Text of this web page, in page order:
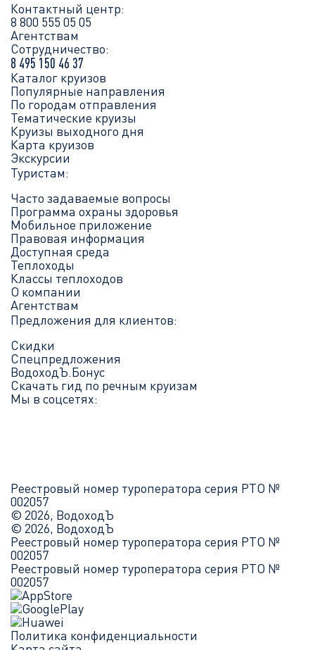
Контактный центр:
8 800 555 05 05
Агентствам
Сотрудничество:
8 495 150 46 37
Каталог круизов
Популярные направления
По городам отправления
Тематические круизы
Круизы выходного дня
Карта круизов
Экскурсии
Туристам:
Часто задаваемые вопросы
Программа охраны здоровья
Мобильное приложение
Правовая информация
Доступная среда
Теплоходы
Классы теплоходов
О компании
Агентствам
Предложения для клиентов:
Скидки
Спецпредложения
ВодоходЪ.Бонус
Скачать гид по речным круизам
Мы в соцсетях:
Реестровый номер туроператора серия РТО №
002057
© 2026, ВодоходЪ
© 2026, ВодоходЪ
Реестровый номер туроператора серия РТО №
002057
Реестровый номер туроператора серия РТО №
002057
Политика конфиденциальности